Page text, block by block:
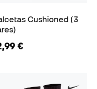
Cushioned (3
€